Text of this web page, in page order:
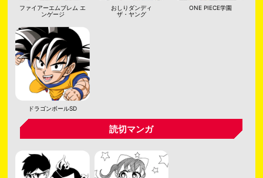
ファイアーエムブレム エ
ンゲージ
おしりダンディ
ザ・ヤング
ONE PIECE学園
ドラゴンボールSD
読切マンガ